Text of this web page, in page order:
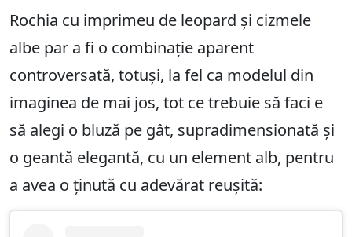
Rochia cu imprimeu de leopard și cizmele
albe par a fi o combinație aparent
controversată, totuși, la fel ca modelul din
imaginea de mai jos, tot ce trebuie să faci e
să alegi o bluză pe gât, supradimensionată și
o geantă elegantă, cu un element alb, pentru
a avea o ținută cu adevărat reușită: